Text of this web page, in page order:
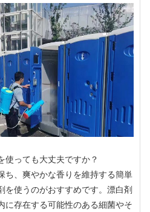
使っても大丈夫ですか？
ち、爽やかな香りを維持する簡単
を使うのがおすすめです。漂白剤
に存在する可能性のある細菌やそ